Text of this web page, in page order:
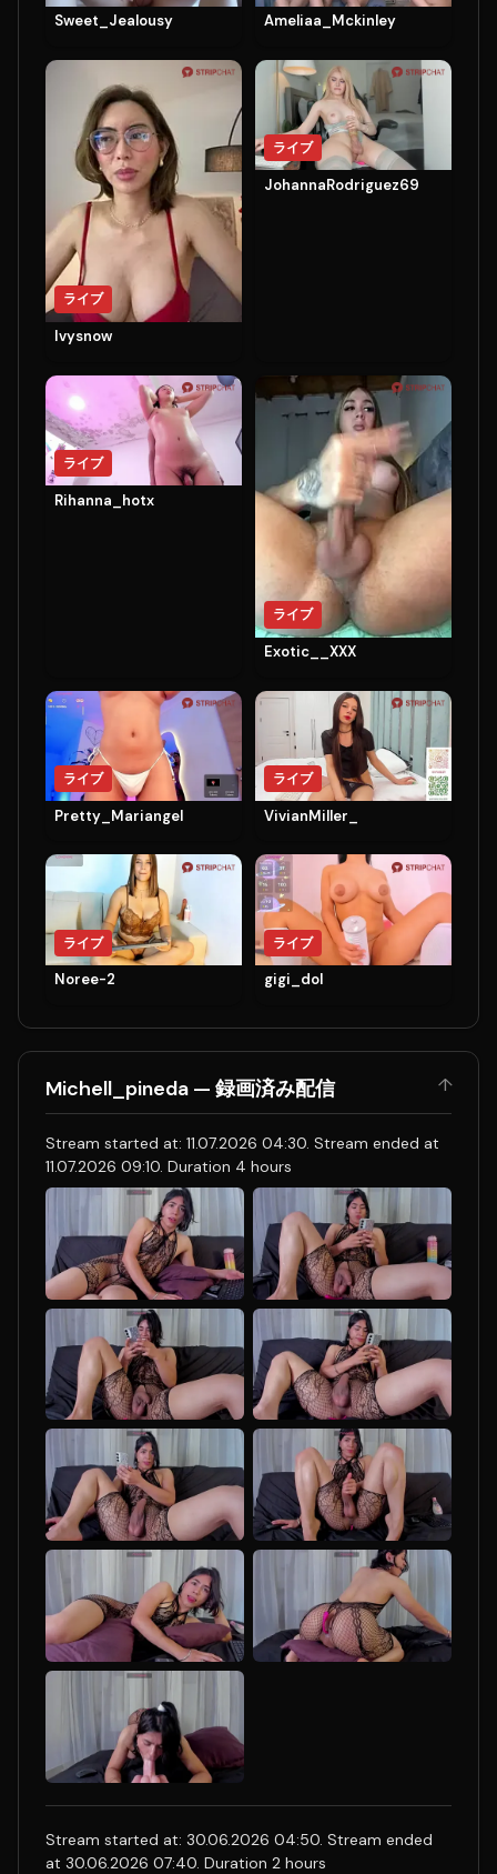
Sweet_Jealousy Ameliaa_Mckinley
ライブ
Ivysnow
ライブ
JohannaRodriguez69
ライブ
Rihanna_hotx
ライブ
Exotic__XXX
ライブ
Pretty_Mariangel
ライブ
VivianMiller_
ライブ
Noree-2
ライブ
gigi_dol
↑
Michell_pineda — 録画済み配信
Stream started at: 11.07.2026 04:30. Stream ended at
11.07.2026 09:10. Duration 4 hours
Stream started at: 30.06.2026 04:50. Stream ended
at 30.06.2026 07:40. Duration 2 hours